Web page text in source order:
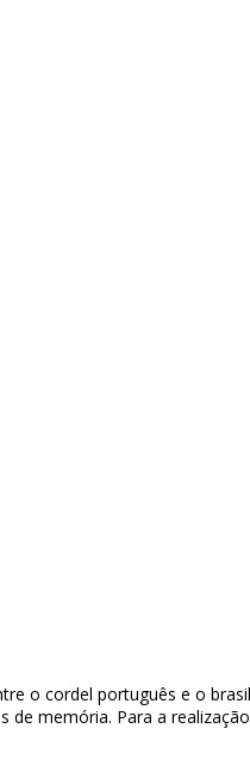
o cordel português e o
memória. Para a